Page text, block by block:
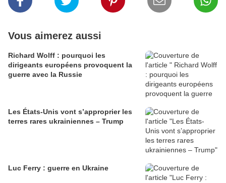
Vous aimerez aussi
Richard Wolff : pourquoi les
dirigeants européens provoquent la
guerre avec la Russie
Les États-Unis vont s’approprier les
terres rares ukrainiennes – Trump
Luc Ferry : guerre en Ukraine